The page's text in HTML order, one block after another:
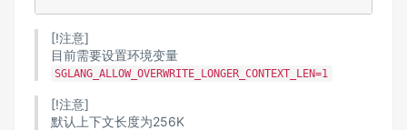
[!注意]
目前需要设置环境变量
SGLANG_ALLOW_OVERWRITE_LONGER_CONTEXT_LEN=1
[!注意]
默认上下文长度为256K